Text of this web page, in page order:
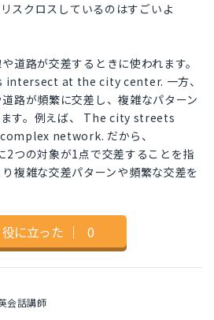
スクロスしているのはすごいよ
路が交差するときに使われます。
intersect at the city center. 一方、
路が頻繁に交差し、複雑なパターン
ます。例えば、 The city streets
network. だから、
2つの対象が1点で交差することを指
複雑な交差パターンや頻繁な交差を
役に立った ｜ 0
会話講師